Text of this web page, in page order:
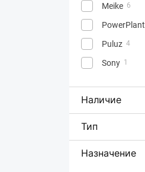
Meike 6
PowerPlant
Puluz 4
Sony 1
Наличие
Тип
Назначение